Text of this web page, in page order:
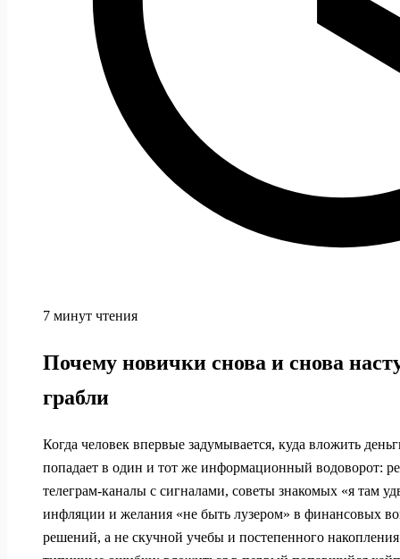
7 минут чтения
Почему новички снова и снова
грабли
Когда человек впервые задумывается, куда вложить
попадает в один и тот же информационный водоворот:
телеграм‑каналы с сигналами, советы знакомых «я там
инфляции и желания «не быть лузером» в финансовых
решений, а не скучной учебы и постепенного